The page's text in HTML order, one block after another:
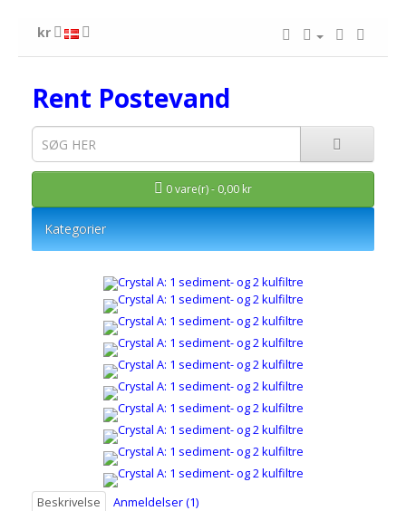
kr
Rent Postevand
0 vare(r) - 0,00 kr
Kategorier
Beskrivelse Anmeldelser (1)